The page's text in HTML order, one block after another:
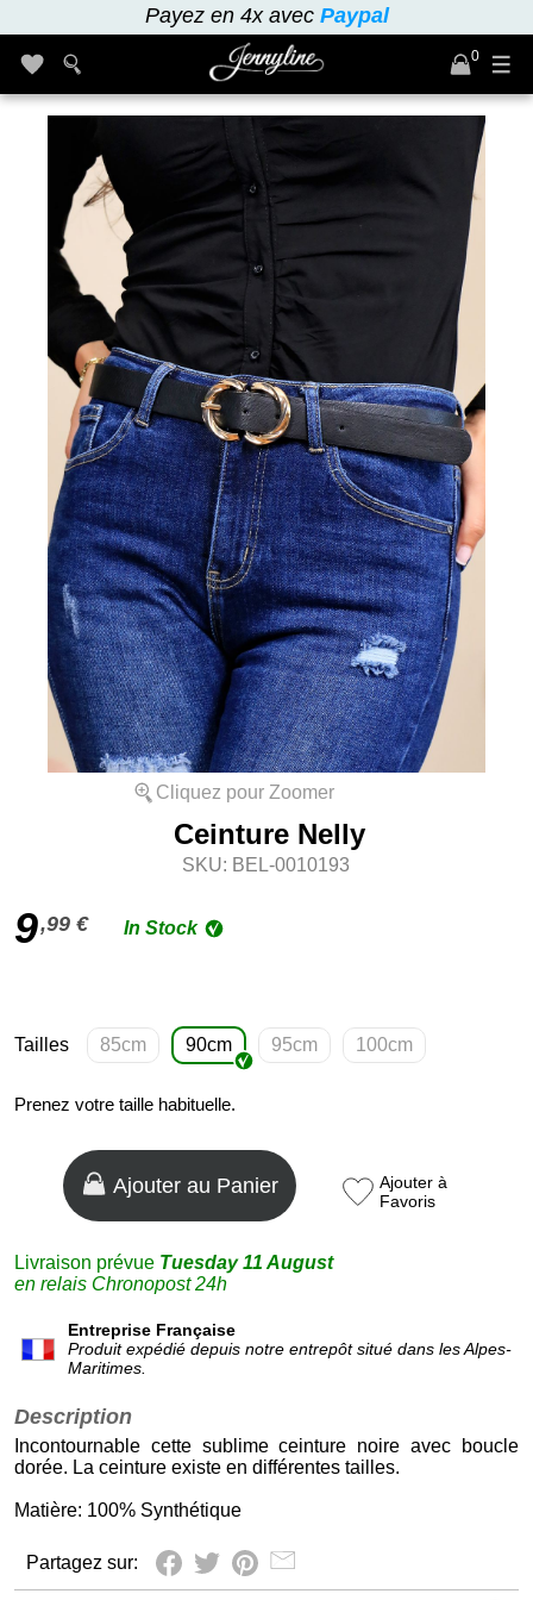
Payez en 4x avec Paypal
0
Cliquez pour Zoomer
Ceinture Nelly
SKU: BEL-0010193
9,99 € In Stock
Tailles 85cm 90cm 95cm 100cm
Prenez votre taille habituelle.
Ajouter au Panier
Ajouter à
Favoris
Livraison prévue Tuesday 11 August
en relais Chronopost 24h
Entreprise Française
Produit expédié depuis notre entrepôt situé dans les Alpes-
Maritimes.
Description
Incontournable cette sublime ceinture noire avec boucle
dorée. La ceinture existe en différentes tailles.
Matière: 100% Synthétique
Partagez sur: